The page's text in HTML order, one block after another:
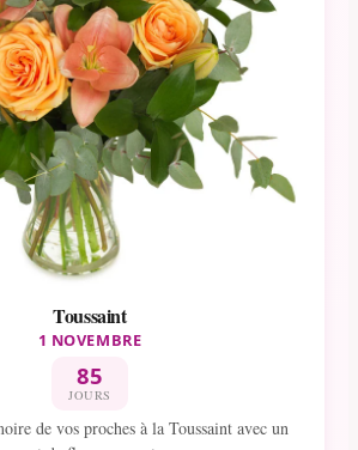
Toussaint
1 NOVEMBRE
85
JOURS
de vos proches à la Toussaint avec un